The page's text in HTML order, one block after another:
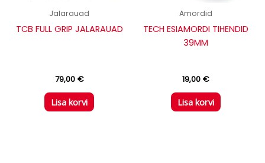
Jalarauad
TCB FULL GRIP JALARAUAD
79,00 €
Lisa korvi
Amordid
TECH ESIAMORDI TIHENDID
39MM
19,00 €
Lisa korvi